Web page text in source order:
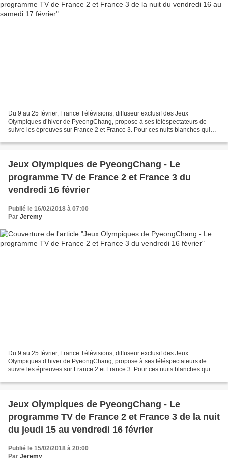
Du 9 au 25 février, France Télévisions, diffuseur exclusif des Jeux
Olympiques d’hiver de PyeongChang, propose à ses téléspectateurs de
suivre les épreuves sur France 2 et France 3. Pour ces nuits blanches qui
Jeux Olympiques de PyeongChang - Le
programme TV de France 2 et France 3 du
vendredi 16 février
Publié le 16/02/2018 à 07:00
Par Jeremy
Du 9 au 25 février, France Télévisions, diffuseur exclusif des Jeux
Olympiques d’hiver de PyeongChang, propose à ses téléspectateurs de
suivre les épreuves sur France 2 et France 3. Pour ces nuits blanches qui
Jeux Olympiques de PyeongChang - Le
programme TV de France 2 et France 3 de la nuit
du jeudi 15 au vendredi 16 février
Publié le 15/02/2018 à 20:00
Par Jeremy